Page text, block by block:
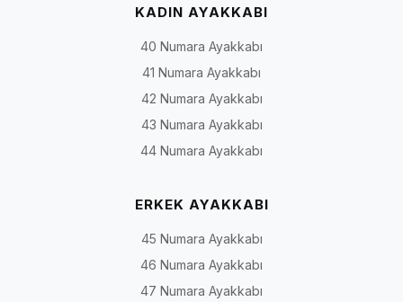
KADIN AYAKKABI
40 Numara Ayakkabı
41 Numara Ayakkabı
42 Numara Ayakkabı
43 Numara Ayakkabı
44 Numara Ayakkabı
ERKEK AYAKKABI
45 Numara Ayakkabı
46 Numara Ayakkabı
47 Numara Ayakkabı